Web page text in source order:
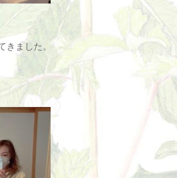
きました。